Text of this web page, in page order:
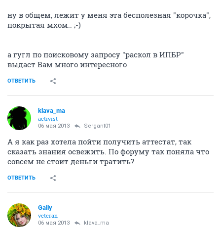
ну в общем, лежит у меня эта бесполезная "корочка",
покрытая мхом.. ;-)
а гугл по поисковому запросу "раскол в ИПБР"
выдаст Вам много интересного
ОТВЕТИТЬ
klava_ma
activist
06 мая 2013 Sergant01
А я как раз хотела пойти получить аттестат, так
сказать знания освежить. По форуму так поняла что
совсем не стоит деньги тратить?
ОТВЕТИТЬ
Gally
veteran
06 мая 2013 klava_ma